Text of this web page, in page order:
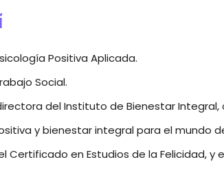
Positiva Aplicada.
Social.
del Instituto de Bienestar
y bienestar integral para el mundo
Certificado en Estudios de la Felicidad, y